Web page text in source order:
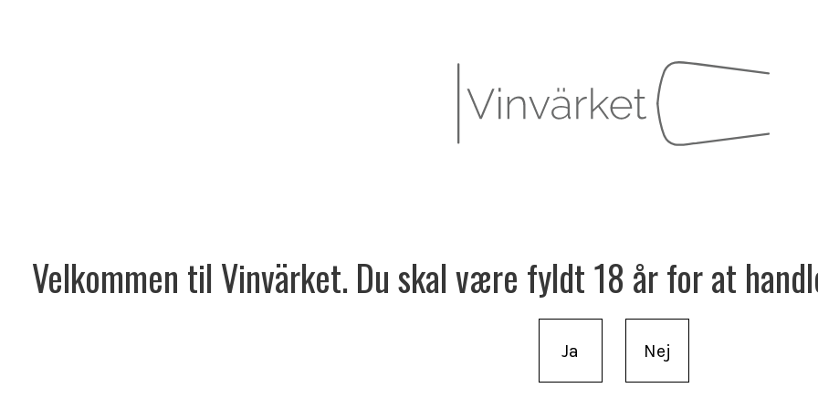
Velkommen til Vinvärket. Du skal være fyldt 18 år for at
Ja Nej